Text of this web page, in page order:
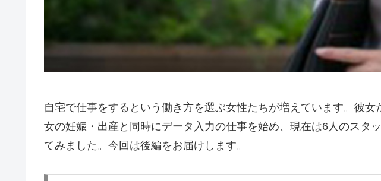
自宅で仕事をするという働き方を選ぶ女性たちが増えています。彼
女の妊娠・出産と同時にデータ入力の仕事を始め、現在は6人のス
てみました。今回は後編をお届けします。